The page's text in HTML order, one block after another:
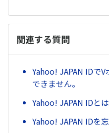
関連する質問
Yahoo! JAPAN IDで
できません。
Yahoo! JAPAN IDと
Yahoo! JAPAN IDを